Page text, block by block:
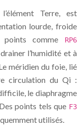
Terre, est
lourde, froide
comme
RP6
l’humidité et à
méridien du foie, lié
circulation du Qi :
le diaphragme
points tels que F3
utilisés.